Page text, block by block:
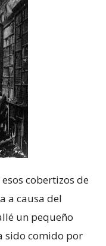
cobertizos de
a causa del
un pequeño
sido comido por